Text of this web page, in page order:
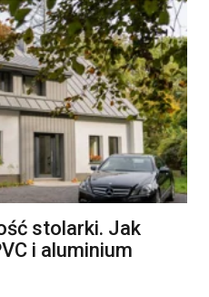
stolarki. Jak
i aluminium